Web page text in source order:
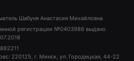
Шабуня Анастасия Михайловна
регистрации №0403986 выдано
220125, г. Минск, ул. Городецкая, 44-22